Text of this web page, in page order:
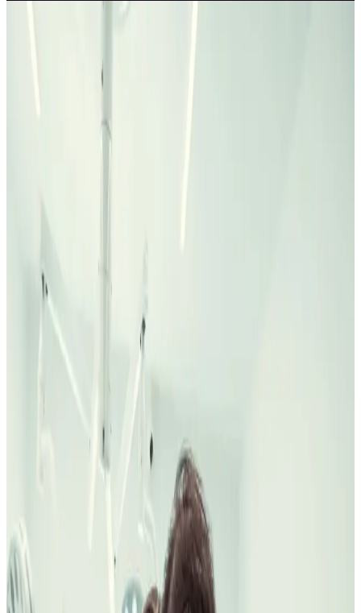
La Latina · segunda opinión antes de firmar
Dentista para La Latina
cuando tienes que decidir
Primera visita gratuita
Diagnóstico y pruebas si hacen falta
Presupuesto por escrito antes de decidir
Pedir primera visita gratuita
Diagnóstico y pruebas si hacen falta
Presupuesto por escrito antes de decidir
Primero vemos tu caso. Después eliges con un plan claro, sin
presión.
Paso